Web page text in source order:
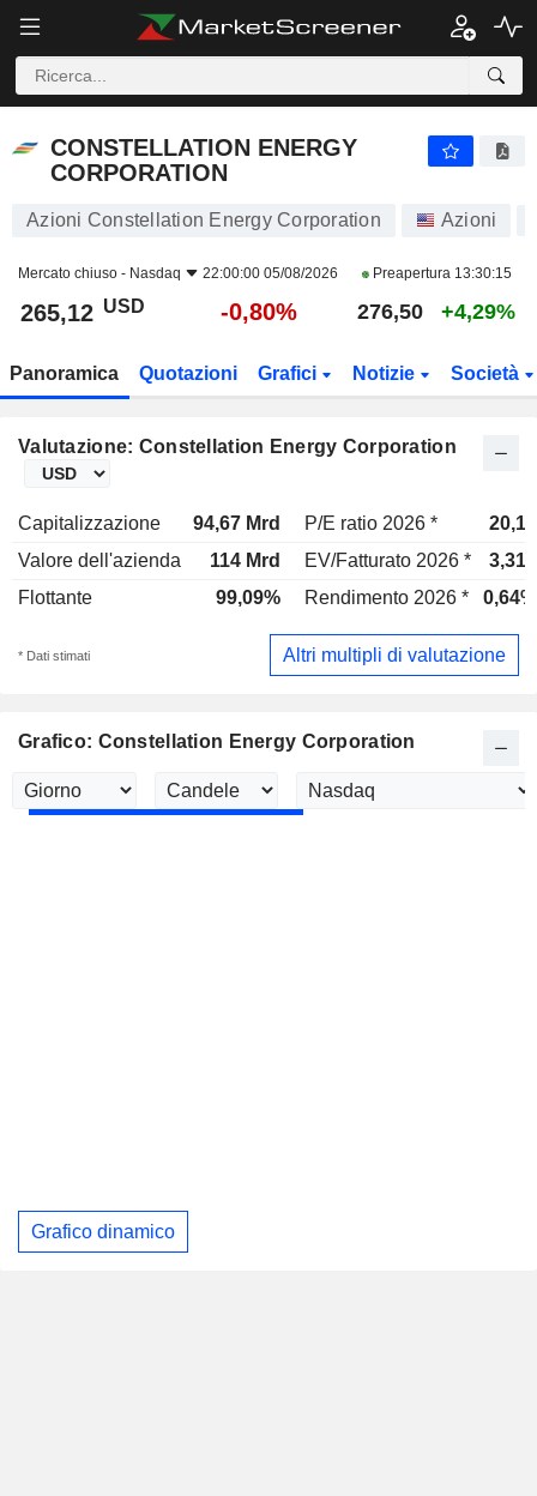
CONSTELLATION ENERGY
CORPORATION
Azioni Constellation Energy Corporation Azioni
Mercato chiuso - Nasdaq 22:00:00 05/08/2026 Preapertura 13:30:15
265,12 USD -0,80% 276,50 +4,29%
Panoramica Quotazioni Grafici Notizie Società
Valutazione: Constellation Energy Corporation
Capitalizzazione 94,67 Mrd P/E ratio 2026 *
20,1x
Valore dell'azienda
114 Mrd EV/Fatturato 2026 *
3,31x
Flottante
99,09% Rendimento 2026 * 0,64%
* Dati stimati Altri multipli di valutazione
Grafico: Constellation Energy Corporation
Grafico dinamico